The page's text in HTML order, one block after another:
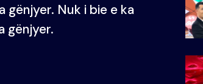
gënjyer. Nuk i bie e ka
gënjyer.